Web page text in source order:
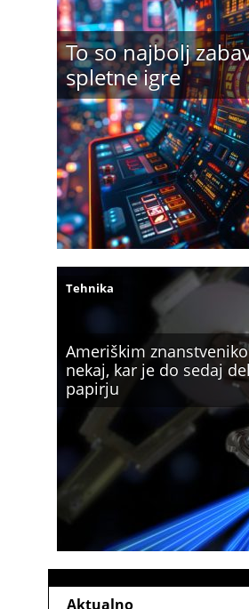
To so najbolj
spletne igre
Ameriškim
nekaj, kar je do sedaj
papirju
Tehnika
Aktualno